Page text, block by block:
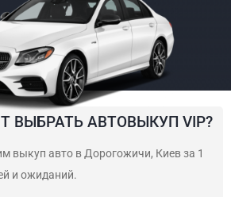
ВЫБРАТЬ АВТОВЫКУП VIP?
выкуп авто в Дорогожичи, Киев за 1
и ожиданий.